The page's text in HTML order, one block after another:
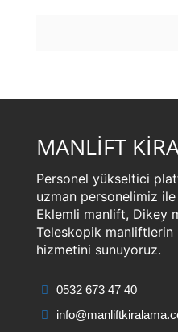
MANLİFT
Personel yükseltici
uzman personelimiz
Eklemli manlift, Dikey
Teleskopik manliftlerin
hizmetini sunuyoruz.
0532 673 47 40